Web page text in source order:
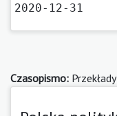
2020-12-31
Czasopismo: